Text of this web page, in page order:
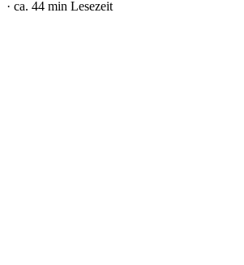
· ca. 44 min Lesezeit